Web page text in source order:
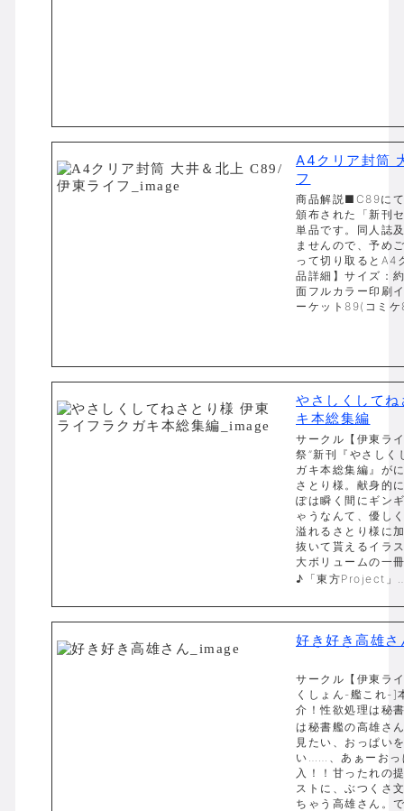
A4クリア封筒
フ
商品解説■C89に
頒布された「新刊
単品です。同人誌
ませんので、予め
って切り取るとA4
品詳細】サイズ：
面フルカラー印刷
ーケット89(コミ
やさしくして
キ本総集編
サークル【伊東ラ
祭”新刊『やさし
ガキ本総集編』が
さとり様。献身的
ぽは瞬く間にギン
ゃうなんて、優し
溢れるさとり様に
抜いて貰えるイラ
大ボリュームの一
♪「東方Project」
好き好き高雄さ
サークル【伊東ラ
くしょん-艦これ-]
介！性欲処理は秘
は秘書艦の高雄さ
見たい、おっぱい
い……、あぁーおっ
入！！甘ったれの
ストに、ぶつくさ
ちゃう高雄さん。